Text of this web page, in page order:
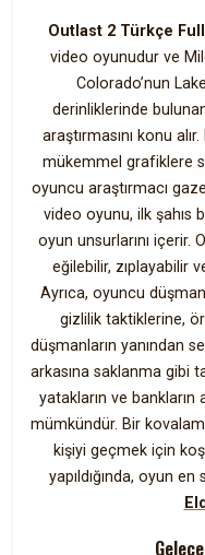
Outlast 2 Türkçe
video oyunudur ve
Colorado’nun
derinliklerinde
araştırmasını konu
mükemmel grafiklere
oyuncu araştırmacı
video oyunu, ilk şahıs
oyun unsurlarını içerir.
eğilebilir, zıplayabilir
Ayrıca, oyuncu
gizlilik taktiklerine,
düşmanların yanından
arkasına saklanma gibi
yatakların ve
mümkündür. Bir
kişiyi geçmek için
yapıldığında, oyun